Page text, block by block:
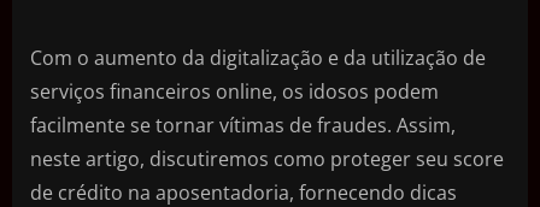
Com o aumento da digitalização e da utilização de
serviços financeiros online, os idosos podem
facilmente se tornar vítimas de fraudes. Assim,
neste artigo, discutiremos como proteger seu score
de crédito na aposentadoria, fornecendo dicas